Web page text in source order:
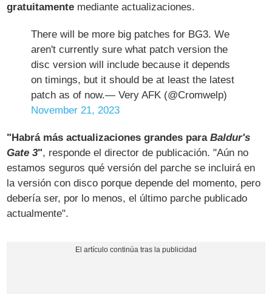
gratuitamente mediante actualizaciones.
There will be more big patches for BG3. We
aren't currently sure what patch version the
disc version will include because it depends
on timings, but it should be at least the latest
patch as of now.— Very AFK (@Cromwelp)
November 21, 2023
"Habrá más actualizaciones grandes paraBaldur's
Gate 3", responde el director de publicación. "Aún no
estamos seguros qué versión del parche se incluirá en
la versión con disco porque depende del momento, pero
debería ser, por lo menos, el último parche publicado
actualmente".